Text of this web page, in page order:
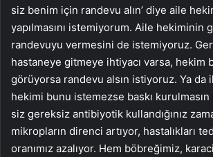
siz benim için randevu alın’ diye aile
yapılmasını istemiyorum. Aile hekiminin
randevuyu vermesini de istemiyoruz.
hastaneye gitmeye ihtiyacı varsa, hekim
görüyorsa randevu alsın istiyoruz. Ya da
hekimi bunu istemezse baskı
siz gereksiz antibiyotik kullandığınız
mikropların direnci artıyor, hastalıkları
oranımız azalıyor. Hem böbreğimiz,